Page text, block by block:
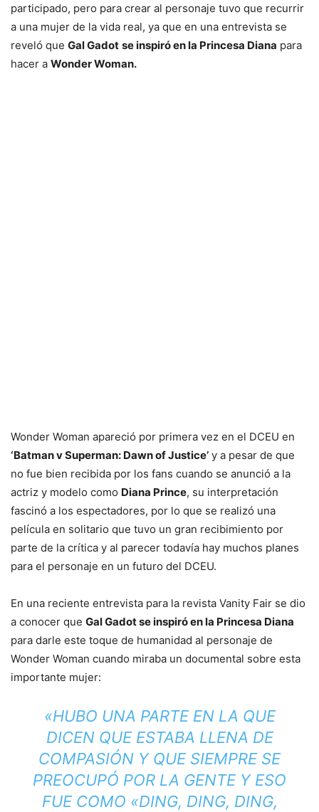
participado, pero para crear al personaje tuvo que recurrir
a una mujer de la vida real, ya que en una entrevista se
reveló que Gal Gadot se inspiró en la Princesa Diana para
hacer a Wonder Woman.
Wonder Woman apareció por primera vez en el DCEU en
‘Batman v Superman: Dawn of Justice’ y a pesar de que
no fue bien recibida por los fans cuando se anunció a la
actriz y modelo como Diana Prince, su interpretación
fascinó a los espectadores, por lo que se realizó una
película en solitario que tuvo un gran recibimiento por
parte de la crítica y al parecer todavía hay muchos planes
para el personaje en un futuro del DCEU.
En una reciente entrevista para la revista Vanity Fair se dio
a conocer que Gal Gadot se inspiró en la Princesa Diana
para darle este toque de humanidad al personaje de
Wonder Woman cuando miraba un documental sobre esta
importante mujer:
«HUBO UNA PARTE EN LA QUE
DICEN QUE ESTABA LLENA DE
COMPASIÓN Y QUE SIEMPRE SE
PREOCUPÓ POR LA GENTE Y ESO
FUE COMO «DING, DING, DING,